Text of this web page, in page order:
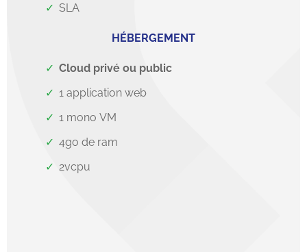
SLA
HÉBERGEMENT
Cloud privé ou public
1 application web
1 mono VM
4go de ram
2vcpu